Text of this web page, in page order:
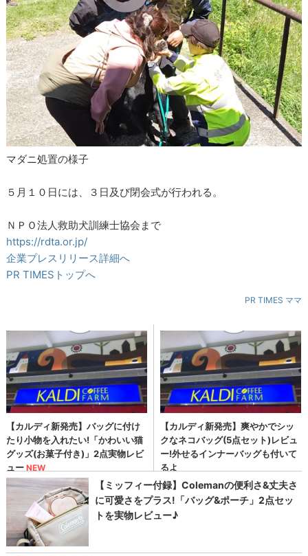
マダニ処置の様子
５月１０日には、３日及び閉会式が行われる。
ＮＰＯ法人救助犬訓練士協会まで
https://rdta.or.jp/
企業プレスリリース詳細へ
PR TIMESトップへ
PR TIMES ママ